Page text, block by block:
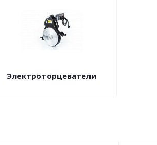
Электроторцеватели